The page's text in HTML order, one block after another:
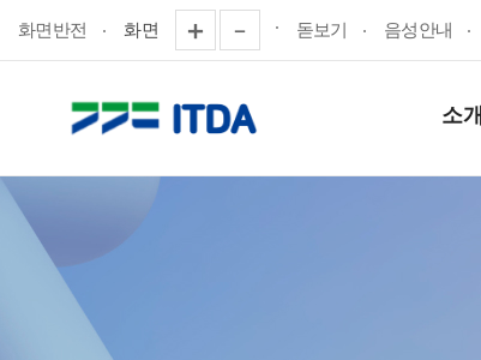
화면반전 화면 돋보기 음성안내
소개